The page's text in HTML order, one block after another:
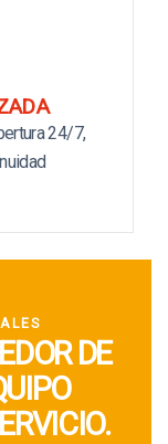
24/7,
DE